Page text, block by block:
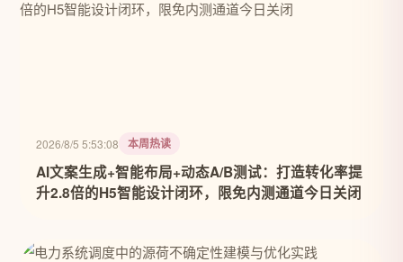
2026/8/5 5:53:08 本周热读
AI文案生成+智能布局+动态A/B测试：打造转化率提
升2.8倍的H5智能设计闭环，限免内测通道今日关闭